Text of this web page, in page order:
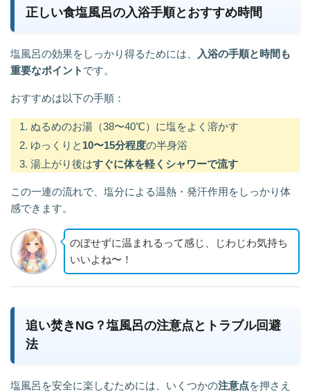
正しい食塩風呂の入浴手順とおすすめ時間
塩風呂の効果をしっかり得るためには、
入浴の手順と時間も
重要なポイント です。
おすすめは以下の手順：
ぬるめのお湯（38〜40℃）に塩をよく溶かす
ゆっくりと 10〜15分程度の半身浴
湯上がり後はすぐに体を軽くシャワーで流す
この一連の流れで、塩分による温熱・発汗作用をしっかり体
感できます。
のぼせずに温まれるって感じ、じわじわ気持ち
いいよね〜！
追い焚きNG？塩風呂の注意点とトラブル回避
法
塩風呂を安全に楽しむためには、いくつかの注意点を押さえ